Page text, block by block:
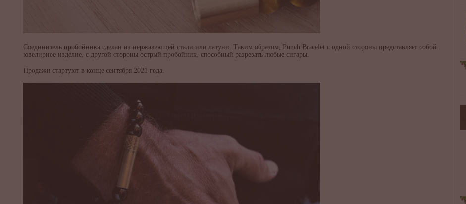
Соединитель пробойника сделан из нержавеющей стали или латуни. Таким образом, Punch Bracelet с одной стороны представляет собой
ювелирное изделие, с другой стороны острый пробойник, способный разрезать любые сигары.
Продажи стартуют в конце сентября 2021 года.